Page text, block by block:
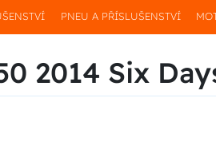
PNEU A PŘÍSLUŠENSTVÍ
2014 Six